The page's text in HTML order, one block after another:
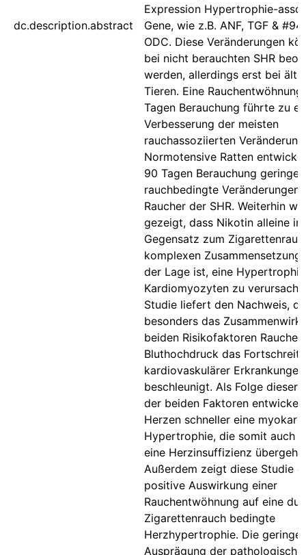
dc.description.abstract
Expression Hypertrophie-
Gene, wie z.B. ANF, TGF &
ODC. Diese Veränderungen
bei nicht berauchten SHR
werden, allerdings erst bei
Tieren. Eine
Tagen Berauchung führte zu
Verbesserung der meisten
rauchassoziierten
Normotensive Ratten
90 Tagen Berauchung
rauchbedingte Veränderungen
Raucher der SHR. Weiterhin
gezeigt, dass Nikotin alleine im
Gegensatz zum
komplexen Zusammensetzung
der Lage ist, eine
Kardiomyozyten zu
Studie liefert den Nachweis,
besonders das
beiden Risikofaktoren
Bluthochdruck das
kardiovaskulärer Erkrankungen
beschleunigt. Als Folge dieser
der beiden Faktoren
Herzen schneller eine
Hypertrophie, die somit auch
eine Herzinsuffizienz übergeht.
Außerdem zeigt diese Studie
positive Auswirkung einer
Rauchentwöhnung auf eine
Zigarettenrauch bedingte
Herzhypertrophie. Die
Ausprägung der